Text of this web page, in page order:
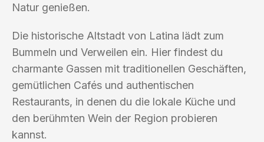
Natur genießen.
Die historische Altstadt von Latina lädt zum
Bummeln und Verweilen ein. Hier findest du
charmante Gassen mit traditionellen Geschäften,
gemütlichen Cafés und authentischen
Restaurants, in denen du die lokale Küche und
den berühmten Wein der Region probieren
kannst.